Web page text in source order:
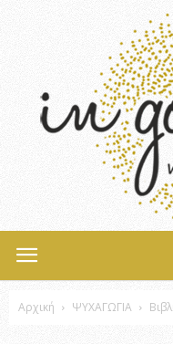
Αρχική ΨΥΧΑΓΩΓΙΑ